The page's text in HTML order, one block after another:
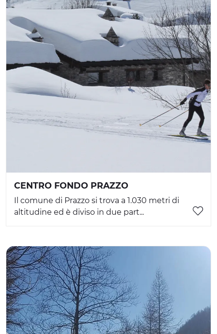
CENTRO FONDO PRAZZO
Il comune di Prazzo si trova a 1.030 metri di
altitudine ed è diviso in due part...